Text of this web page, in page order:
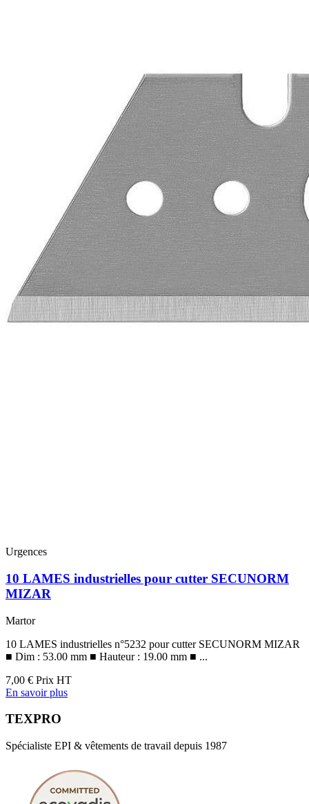
Urgences
10 LAMES industrielles pour cutter SECUNORM
MIZAR
Martor
10 LAMES industrielles n°5232 pour cutter SECUNORM MIZAR
■ Dim : 53.00 mm ■ Hauteur : 19.00 mm ■ ...
7,00 € Prix HT
En savoir plus
TEXPRO
Spécialiste EPI & vêtements de travail depuis 1987